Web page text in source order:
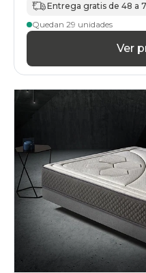
Entrega gratis de 48 a
Quedan 29 unidades
Ver